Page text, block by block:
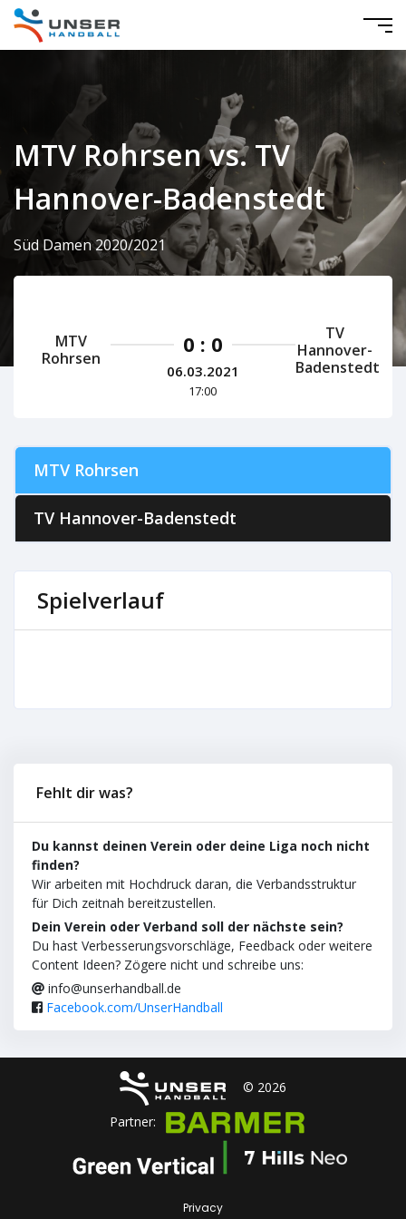
MTV Rohrsen vs. TV
Hannover-Badenstedt
Süd Damen 2020/2021
MTV
Rohrsen
0 : 0
06.03.2021
17:00
TV
Hannover-
Badenstedt
MTV Rohrsen
TV Hannover-Badenstedt
Spielverlauf
Fehlt dir was?
Du kannst deinen Verein oder deine Liga noch nicht
finden?
Wir arbeiten mit Hochdruck daran, die Verbandsstruktur
für Dich zeitnah bereitzustellen.
Dein Verein oder Verband soll der nächste sein?
Du hast Verbesserungsvorschläge, Feedback oder weitere
Content Ideen? Zögere nicht und schreibe uns:
info@unserhandball.de
Facebook.com/UnserHandball
© 2026
Partner:
Privacy